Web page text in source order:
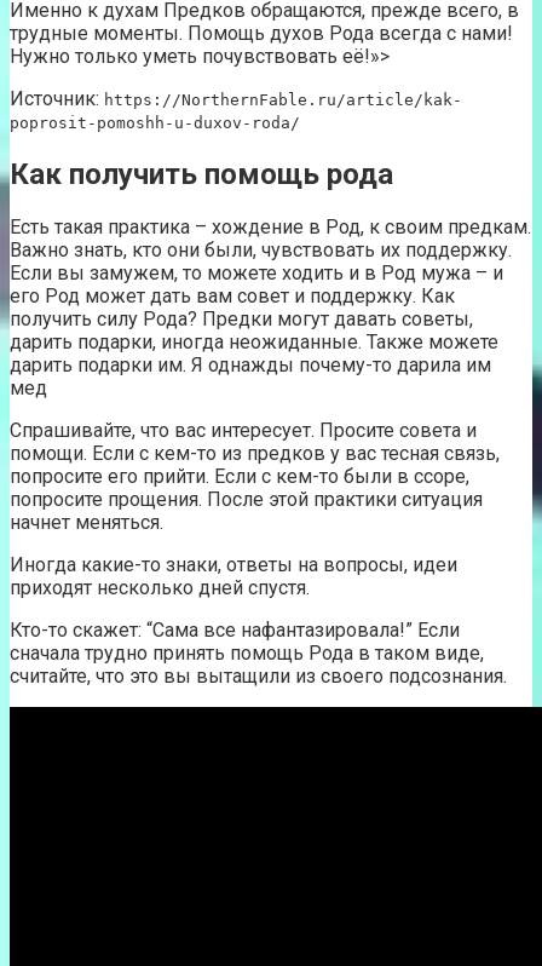
Именно к духам Предков обращаются, прежде всего, в
трудные моменты. Помощь духов Рода всегда с нами!
Нужно только уметь почувствовать её!»>
Источник: https://NorthernFable.ru/article/kak-
poprosit-pomoshh-u-duxov-roda/
Как получить помощь рода
Есть такая практика – хождение в Род, к своим предкам.
Важно знать, кто они были, чувствовать их поддержку.
Если вы замужем, то можете ходить и в Род мужа – и
его Род может дать вам совет и поддержку. Как
получить силу Рода? Предки могут давать советы,
дарить подарки, иногда неожиданные. Также можете
дарить подарки им. Я однажды почему-то дарила им
мед
Спрашивайте, что вас интересует. Просите совета и
помощи. Если с кем-то из предков у вас тесная связь,
попросите его прийти. Если с кем-то были в ссоре,
попросите прощения. После этой практики ситуация
начнет меняться.
Иногда какие-то знаки, ответы на вопросы, идеи
приходят несколько дней спустя.
Кто-то скажет: “Сама все нафантазировала!” Если
сначала трудно принять помощь Рода в таком виде,
считайте, что это вы вытащили из своего подсознания.